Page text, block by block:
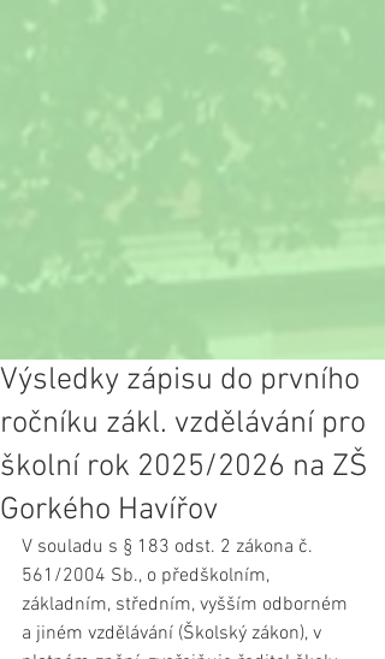
Výsledky zápisu do prvního
ročníku zákl. vzdělávání pro
školní rok 2025/2026 na ZŠ
Gorkého Havířov
V souladu s § 183 odst. 2 zákona č.
561/2004 Sb., o předškolním,
základním, středním, vyšším odborném
a jiném vzdělávání (Školský zákon), v